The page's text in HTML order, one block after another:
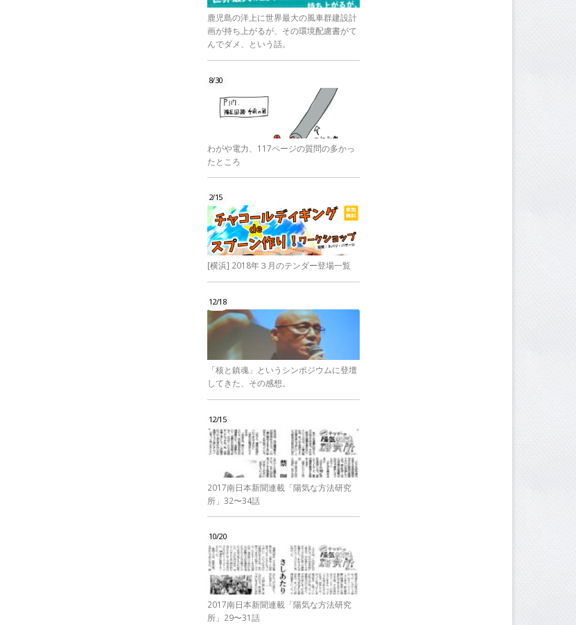
鹿児島の洋上に世界最大の風車群建設計
画が持ち上がるが、その環境配慮書がて
んでダメ、という話。
8/30
わがや電力、117ページの質問の多かっ
たところ
2/15
[横浜] 2018年３月のテンダー登場一覧
12/18
「核と鎮魂」というシンポジウムに登壇
してきた、その感想。
12/15
2017南日本新聞連載「陽気な方法研究
所」32〜34話
10/20
2017南日本新聞連載「陽気な方法研究
所」29〜31話